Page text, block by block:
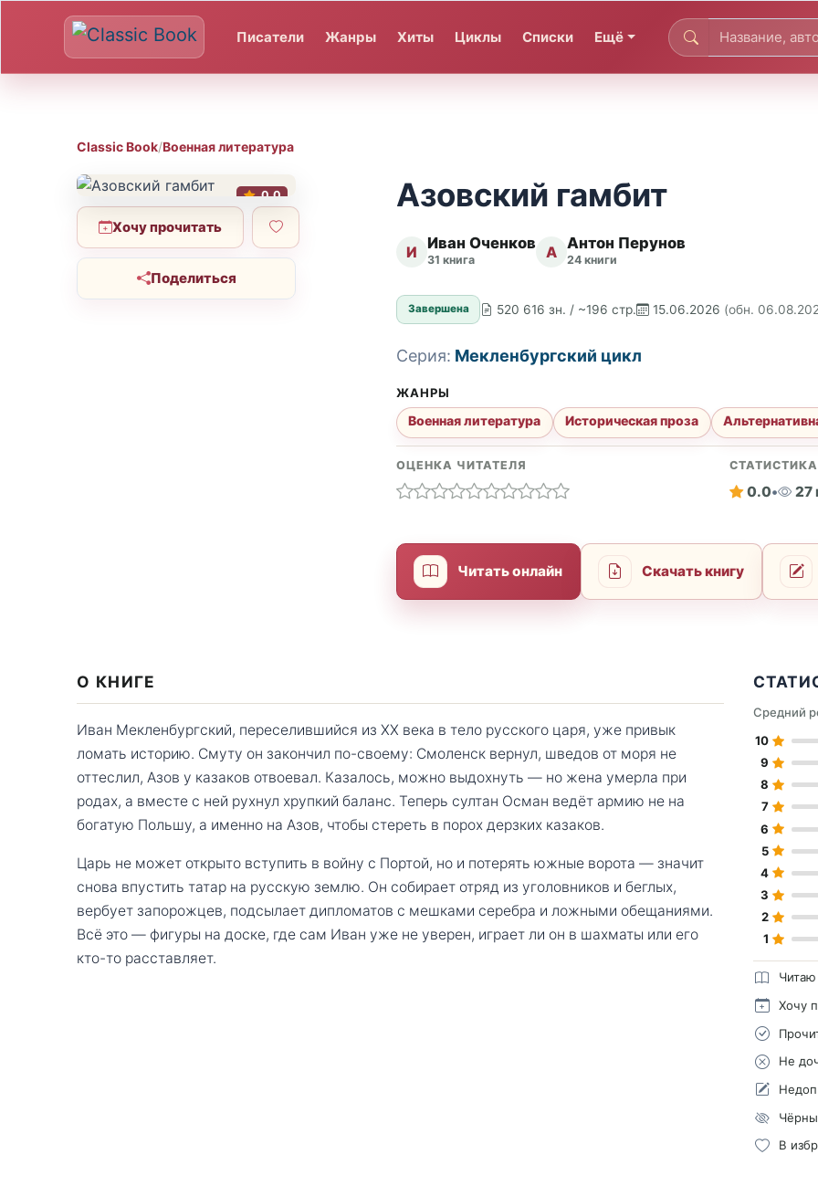
Писатели Жанры Хиты Циклы Списки Ещё
Classic Book/Военная литература
0.0
Хочу прочитать
Поделиться
Азовский гамбит
И Иван Оченков
31 книга А Антон Перунов
24 книги
Завершена 520 616 зн. / ~196 стр. 15.06.2026 (обн.
Серия: Мекленбургский цикл
ЖАНРЫ
Военная литература Историческая проза
ОЦЕНКА ЧИТАТЕЛЯ СТАТИСТИКА
0.0• 27
Читать онлайн Скачать книгу
О КНИГЕ
Иван Мекленбургский, переселившийся из XX века в тело русского царя, уже привык
ломать историю. Смуту он закончил по-своему: Смоленск вернул, шведов от моря не
оттеслил, Азов у казаков отвоевал. Казалось, можно выдохнуть — но жена умерла при
родах, а вместе с ней рухнул хрупкий баланс. Теперь султан Осман ведёт армию не на
богатую Польшу, а именно на Азов, чтобы стереть в порох дерзких казаков.
Царь не может открыто вступить в войну с Портой, но и потерять южные ворота — значит
снова впустить татар на русскую землю. Он собирает отряд из уголовников и беглых,
вербует запорожцев, подсылает дипломатов с мешками серебра и ложными обещаниями.
Всё это — фигуры на доске, где сам Иван уже не уверен, играет ли он в шахматы или его
кто-то расставляет.
Средний
10
9
8
7
6
5
4
3
2
1
Читаю
Хочу
Не
В